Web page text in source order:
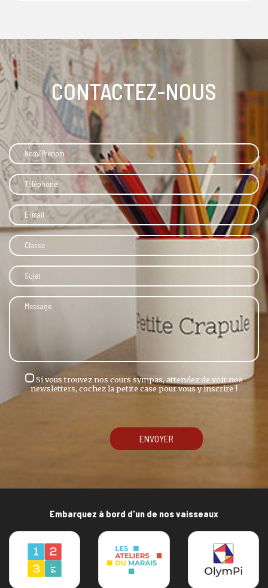
CONTACTEZ-NOUS
Si vous trouvez nos cours sympas, attendez de voir nos
newsletters, cochez la petite case pour vous y inscrire !
ENVOYER
Embarquez à bord d'un de nos vaisseaux